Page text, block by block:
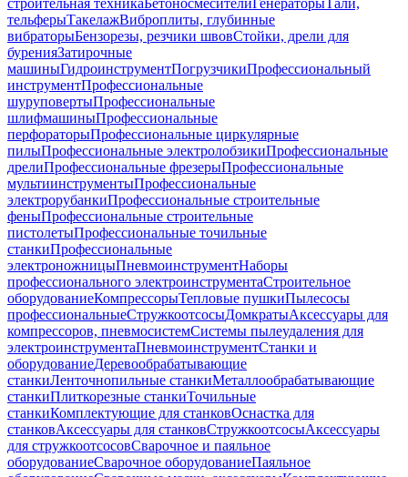
строительная техникаБетоносмесителиГенераторыТали,
тельферыТакелажВиброплиты, глубинные
вибраторыБензорезы, резчики швовСтойки, дрели для
буренияЗатирочные
машиныГидроинструментПогрузчикиПрофессиональный
инструментПрофессиональные
шуруповертыПрофессиональные
шлифмашиныПрофессиональные
перфораторыПрофессиональные циркулярные
пилыПрофессиональные электролобзикиПрофессиональные
дрелиПрофессиональные фрезерыПрофессиональные
мультиинструментыПрофессиональные
электрорубанкиПрофессиональные строительные
феныПрофессиональные строительные
пистолетыПрофессиональные точильные
станкиПрофессиональные
электроножницыПневмоинструментНаборы
профессионального электроинструментаСтроительное
оборудованиеКомпрессорыТепловые пушкиПылесосы
профессиональныеСтружкоотсосыДомкратыАксессуары для
компрессоров, пневмосистемСистемы пылеудаления для
электроинструментаПневмоинструментСтанки и
оборудованиеДеревообрабатывающие
станкиЛенточнопильные станкиМеталлообрабатывающие
станкиПлиткорезные станкиТочильные
станкиКомплектующие для станковОснастка для
станковАксессуары для станковСтружкоотсосыАксессуары
для стружкоотсосовСварочное и паяльное
оборудованиеСварочное оборудованиеПаяльное